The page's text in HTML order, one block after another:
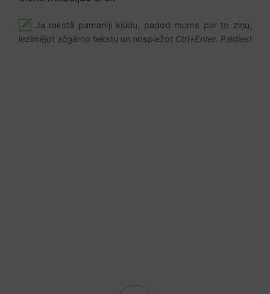
Ja rakstā pamanīji kļūdu, padod mums par to ziņu,
iezīmējot ačgārno tekstu un nospiežot Ctrl+Enter. Paldies!